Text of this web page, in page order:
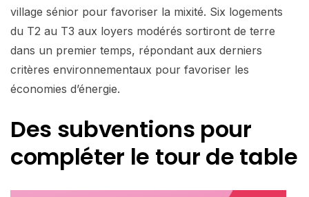
village sénior pour favoriser la mixité. Six logements
du T2 au T3 aux loyers modérés sortiront de terre
dans un premier temps, répondant aux derniers
critères environnementaux pour favoriser les
économies d’énergie.
Des subventions pour
compléter le tour de table